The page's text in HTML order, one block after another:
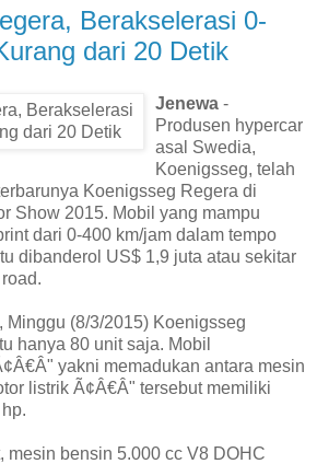
Berakselerasi 0-
dari 20 Detik
Jenewa -
Produsen hypercar
asal Swedia,
Koenigsseg, telah
Koenigsseg Regera di
Show 2015. Mobil yang mampu
dari 0-400 km/jam dalam tempo
dibanderol US$ 1,9 juta atau sekitar
Minggu (8/3/2015) Koenigsseg
hanya 80 unit saja. Mobil
yakni memadukan antara mesin
listrik Ã¢Â€Â" tersebut memiliki
mesin bensin 5.000 cc V8 DOHC